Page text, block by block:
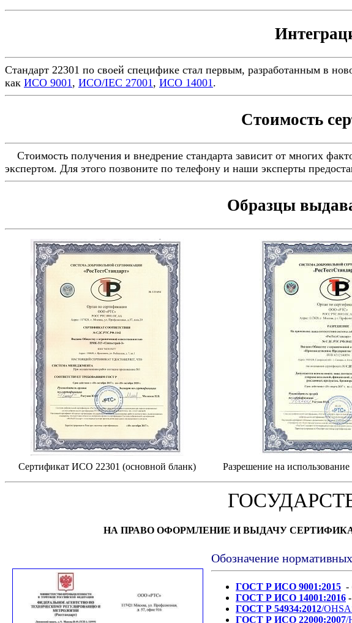
Стандарт 22301 по своей специфике стал первым, разработанным в
как ИСО 9001, ИСО/IEC 27001, ИСО 14001.
Стоимость
Стоимость получения и внедрение стандарта зависит от многих
экспертом. Для этого позвоните по телефону и наши эксперты
Образцы
Сертификат ИСО 22301 (основной бланк) Разрешение на
НА ПРАВО ОФОРМЛЕНИЕ И ВЫДАЧУ
Обозначение
ГОСТ Р ИСО 9001:2015 -
ГОСТ Р ИСО 14001:2016 -
ГОСТ Р 54934:2012/
ГОСТ Р ИСО 22000:2007/